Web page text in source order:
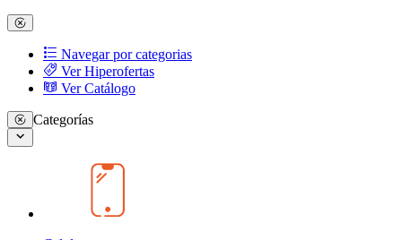
Navegar por categorias
Ver Hiperofertas
Ver Catálogo
Categorías